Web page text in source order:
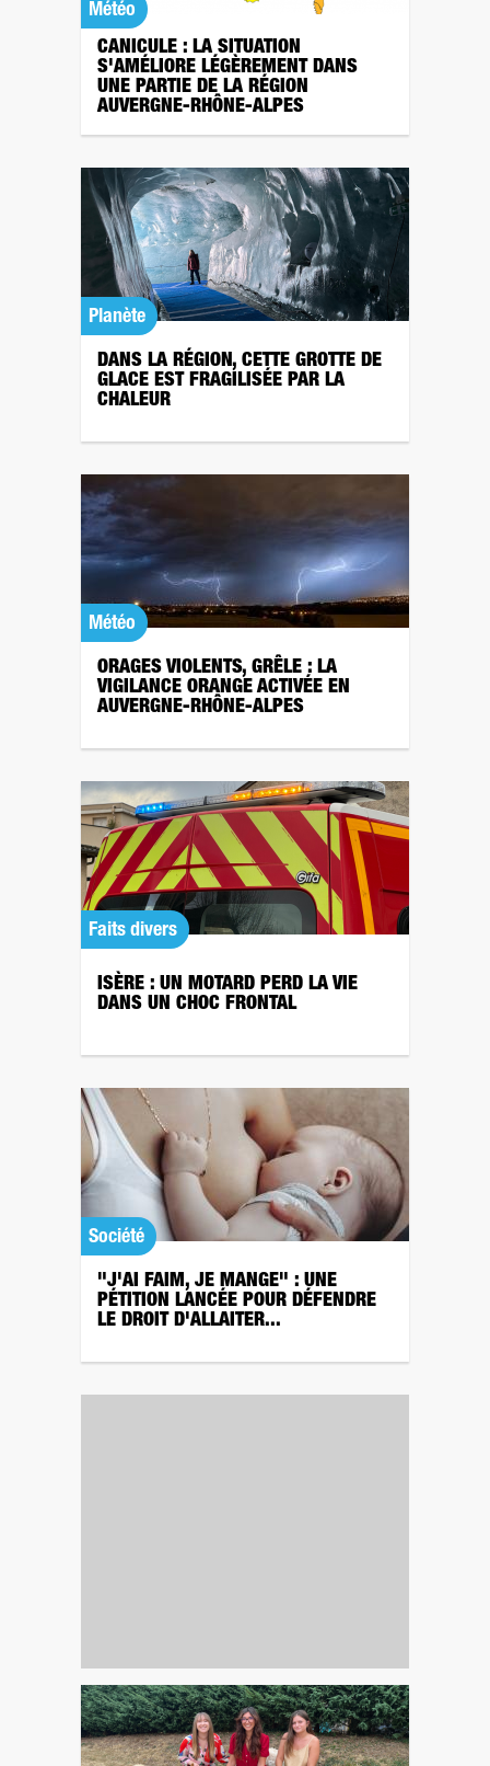
Météo
CANICULE : LA SITUATION
S'AMÉLIORE LÉGÈREMENT DANS
UNE PARTIE DE LA RÉGION
AUVERGNE-RHÔNE-ALPES
Planète
DANS LA RÉGION, CETTE GROTTE DE
GLACE EST FRAGILISÉE PAR LA
CHALEUR
Météo
ORAGES VIOLENTS, GRÊLE : LA
VIGILANCE ORANGE ACTIVÉE EN
AUVERGNE-RHÔNE-ALPES
Faits divers
ISÈRE : UN MOTARD PERD LA VIE
DANS UN CHOC FRONTAL
Société
"J'AI FAIM, JE MANGE" : UNE
PÉTITION LANCÉE POUR DÉFENDRE
LE DROIT D'ALLAITER...